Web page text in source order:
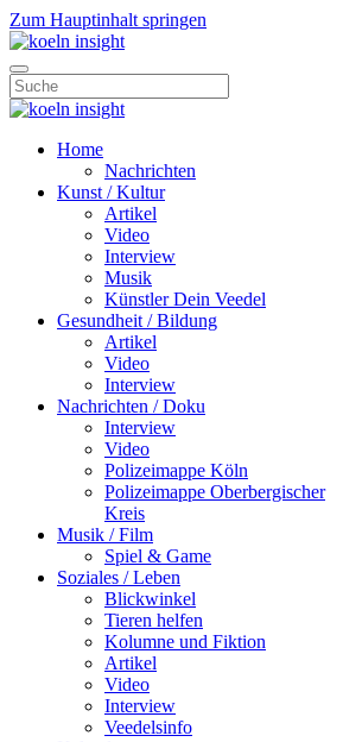
Zum Hauptinhalt springen
Home
Nachrichten
Kunst / Kultur
Artikel
Video
Interview
Musik
Künstler Dein Veedel
Gesundheit / Bildung
Artikel
Video
Interview
Nachrichten / Doku
Interview
Video
Polizeimappe Köln
Polizeimappe Oberbergischer
Kreis
Musik / Film
Spiel & Game
Soziales / Leben
Blickwinkel
Tieren helfen
Kolumne und Fiktion
Artikel
Video
Interview
Veedelsinfo